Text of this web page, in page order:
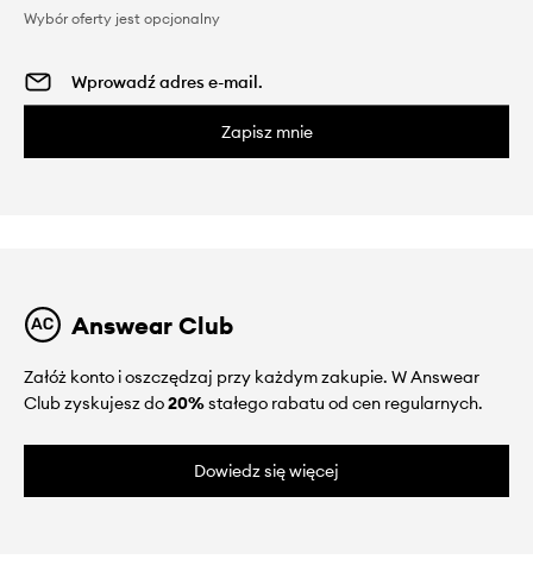
Wybór oferty jest opcjonalny
Zapisz mnie
Answear Club
Załóż konto i oszczędzaj przy każdym zakupie. W Answear
Club zyskujesz do20%stałego rabatu od cen regularnych.
Dowiedz się więcej